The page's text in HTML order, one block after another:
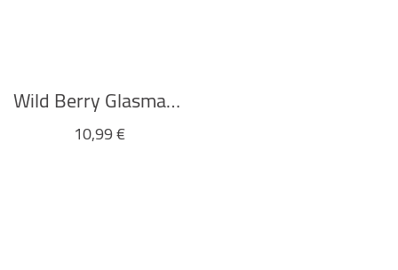
Wild Berry Glasmarker
10,99€